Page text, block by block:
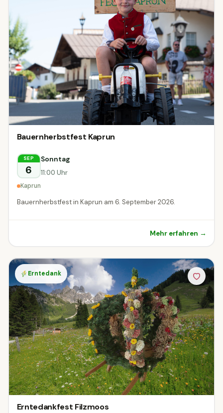
Bauernherbstfest Kaprun
SEP
6
Sonntag
11:00 Uhr
Kaprun
Bauernherbstfest in Kaprun am 6. September 2026.
Mehr erfahren →
Erntedank
Erntedankfest Filzmoos